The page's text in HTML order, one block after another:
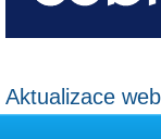
Aktualizace